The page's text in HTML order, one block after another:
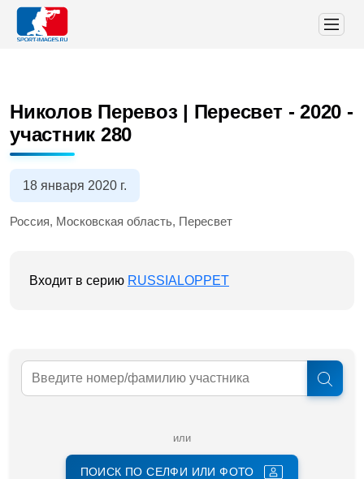
Николов Перевоз | Пересвет - 2020 -
участник 280
18 января 2020 г.
Россия, Московская область, Пересвет
Входит в серию RUSSIALOPPET
или
ПОИСК ПО СЕЛФИ ИЛИ ФОТО